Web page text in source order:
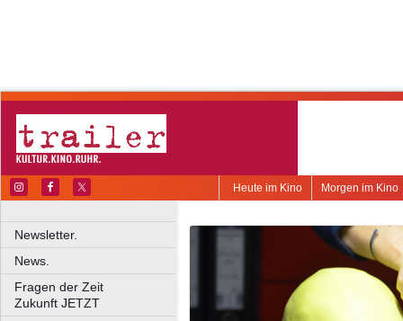
Morgen im Kino
Heute im Kino
Newsletter.
News.
Fragen der Zeit
Zukunft JETZT